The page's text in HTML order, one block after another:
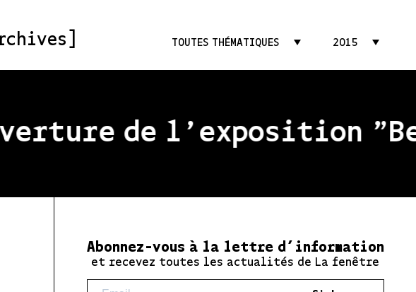
TOUTES THÉMATIQUES 2015
de l'exposition
Abonnez-vous à la lettre d’information
et recevez toutes les actualités de La fenêtre